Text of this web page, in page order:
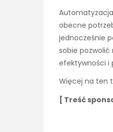
obecne
jednocześnie
sobie
efektywności i
Więcej na ten
[ Treść